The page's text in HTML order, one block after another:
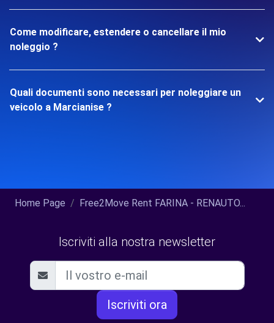
Come modificare, estendere o cancellare il mio
noleggio ?
Quali documenti sono necessari per noleggiare un
veicolo a Marcianise ?
Home Page Free2Move Rent FARINA - RENAUTO...
Iscriviti alla nostra newsletter
Iscriviti ora